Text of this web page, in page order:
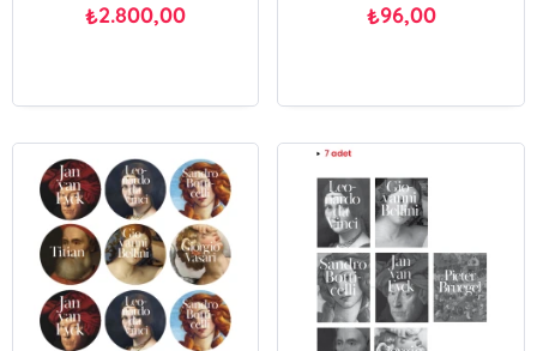
₺2.800,00 ₺96,00